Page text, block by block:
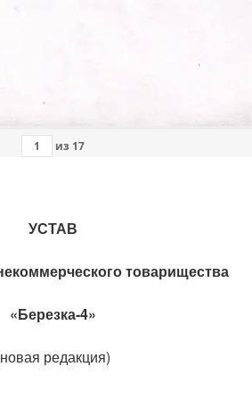
из 17
УСТАВ
товарищества
«Березка-4»
редакция)